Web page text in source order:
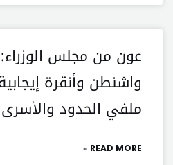
عون من مجلس الوزراء:
واشنطن وأنقرة
ملفي الحدود والأسرى
READ MORE »